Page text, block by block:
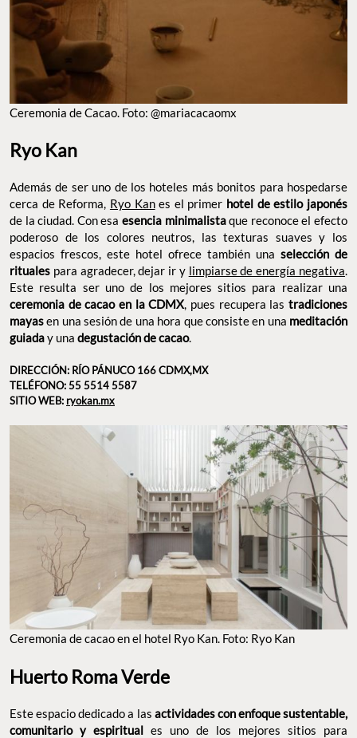
Ceremonia de Cacao. Foto: @mariacacaomx
Ryo Kan
Además de ser uno de los hoteles más bonitos para hospedarse
cerca de Reforma, Ryo Kanes el primer hotel de estilo japonés
de la ciudad. Con esa esencia minimalistaque reconoce el efecto
poderoso de los colores neutros, las texturas suaves y los
espacios frescos, este hotel ofrece también una selección de
rituales para agradecer, dejar ir y limpiarse de energía negativa
Este resulta ser uno de los mejores sitios para realizar una
ceremonia de cacao en la CDMX , pues recupera lastradiciones
mayasen una sesión de una hora que consiste en una meditación
guiaday una degustación de cacao.
DIRECCIÓN: RÍO PÁNUCO 166 CDMX,MX
TELÉFONO: 55 5514 5587
SITIO WEB: ryokan.mx
Ceremonia de cacao en el hotel Ryo Kan. Foto: Ryo Kan
Huerto Roma Verde
Este espacio dedicado a las actividades con enfoque sustentable,
comunitario y espiritual es uno de los mejores sitios para